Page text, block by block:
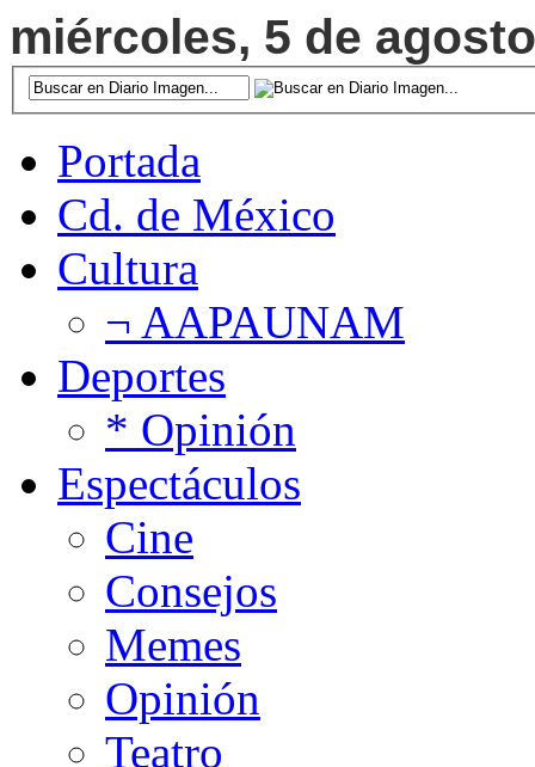
miércoles, 5 de
Portada
Cd. de México
Cultura
¬ AAPAUNAM
Deportes
* Opinión
Espectáculos
Cine
Consejos
Memes
Opinión
Teatro